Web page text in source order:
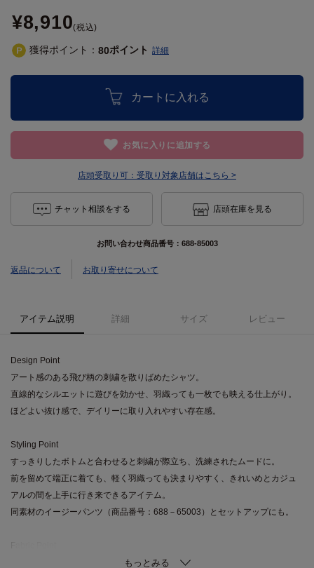
¥8,910(税込)
獲得ポイント： 80ポイント 詳細
カートに入れる
お気に入りに追加する
店頭受取り可： 受取り対象店舗はこちら >
チャット相談をする 店頭在庫を見る
お問い合わせ商品番号： 688-85003
返品について お取り寄せについて
アイテム説明 詳細 サイズ レビュー
Design Point
アート感のある飛び柄の刺繍を散りばめたシャツ。
直線的なシルエットに遊びを効かせ、羽織っても一枚でも映える仕上がり。
ほどよい抜け感で、デイリーに取り入れやすい存在感。
Styling Point
すっきりしたボトムと合わせると刺繍が際立ち、洗練されたムードに。
前を留めて端正に着ても、軽く羽織っても決まりやすく、きれいめとカジュ
アルの間を上手に行き来できるアイテム。
同素材のイージーパンツ（商品番号：688－65003）とセットアップにも。
ほどよくハリのある生地に刺繍をのせ、表情豊かな見え方を楽しめる素材